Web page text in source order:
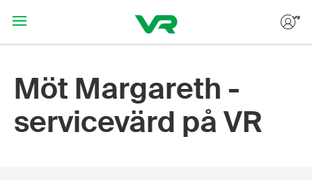
Hoppa till huvudinnehållet
Möt Margareth -
servicevärd på VR